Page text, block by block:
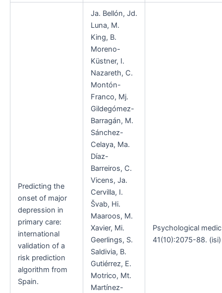
Predicting the
onset of major
depression in
primary care:
international
validation of a
risk prediction
algorithm from
Spain.
Ja. Bellón, Jd.
Luna, M.
King, B.
Moreno-
Küstner, I.
Nazareth, C.
Montón-
Franco, Mj.
Gildegómez-
Barragán, M.
Sánchez-
Celaya, Ma.
Díaz-
Barreiros, C.
Vicens, Ja.
Cervilla, I.
Švab, Hi.
Maaroos, M.
Xavier, Mi.
Geerlings, S.
Saldivia, B.
Gutiérrez, E.
Motrico, Mt.
Martínez-
Psychological
41(10):2075-88. (isi)